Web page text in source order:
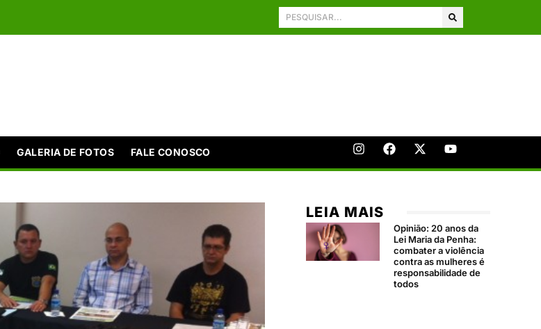
GALERIA DE FOTOS FALE CONOSCO
LEIA MAIS
Opinião: 20 anos da
Lei Maria da Penha:
combater a violência
contra as mulheres é
responsabilidade de
todos